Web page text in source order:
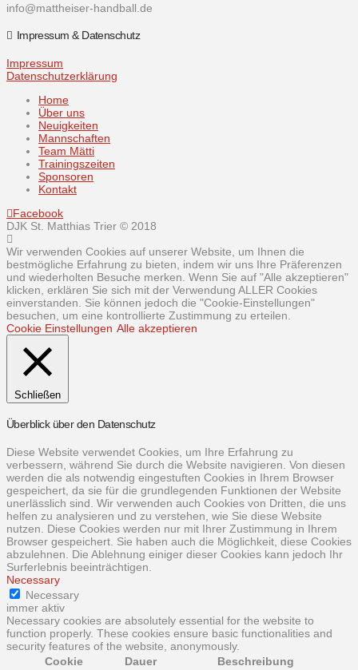
info@mattheiser-handball.de
Impressum & Datenschutz
Impressum
Datenschutzerklärung
Home
Über uns
Neuigkeiten
Mannschaften
Team Mätti
Trainingszeiten
Sponsoren
Kontakt
Facebook
DJK St. Matthias Trier © 2018
Wir verwenden Cookies auf unserer Website, um Ihnen die
bestmögliche Erfahrung zu bieten, indem wir uns Ihre Präferenzen
und wiederholten Besuche merken. Wenn Sie auf "Alle akzeptieren"
klicken, erklären Sie sich mit der Verwendung ALLER Cookies
einverstanden. Sie können jedoch die "Cookie-Einstellungen"
besuchen, um eine kontrollierte Zustimmung zu erteilen.
Cookie Einstellungen Alle akzeptieren
Schließen
Überblick über den Datenschutz
Diese Website verwendet Cookies, um Ihre Erfahrung zu
verbessern, während Sie durch die Website navigieren. Von diesen
werden die als notwendig eingestuften Cookies in Ihrem Browser
gespeichert, da sie für die grundlegenden Funktionen der Website
unerlässlich sind. Wir verwenden auch Cookies von Dritten, die uns
helfen zu analysieren und zu verstehen, wie Sie diese Website
nutzen. Diese Cookies werden nur mit Ihrer Zustimmung in Ihrem
Browser gespeichert. Sie haben auch die Möglichkeit, diese Cookies
abzulehnen. Die Ablehnung einiger dieser Cookies kann jedoch Ihr
Surferlebnis beeinträchtigen.
Necessary
Necessary
immer aktiv
Necessary cookies are absolutely essential for the website to
function properly. These cookies ensure basic functionalities and
security features of the website, anonymously.
Cookie
Dauer Beschreibung